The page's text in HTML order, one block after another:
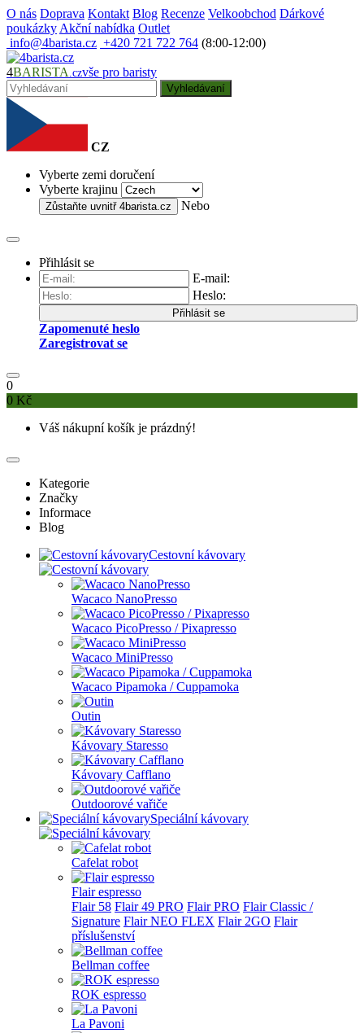
O nás Doprava Kontakt Blog Recenze Velkoobchod Dárkové
poukázky Akční nabídka Outlet
info@4barista.cz +420 721 722 764 (8:00-12:00)
4BARISTA .czvše pro baristy
Vyhledávaní
CZ
Vyberte zemi doručení
Vyberte krajinu
Zůstaňte uvnitř 4barista.cz Nebo
Přihlásit se
E-mail:
Heslo:
Přihlásit se
Zapomenuté heslo
Zaregistrovat se
0
0 Kč
Váš nákupní košík je prázdný!
Kategorie
Značky
Informace
Blog
Cestovní kávovary
Wacaco NanoPresso
Wacaco PicoPresso / Pixapresso
Wacaco MiniPresso
Wacaco Pipamoka / Cuppamoka
Outin
Kávovary Staresso
Kávovary Cafflano
Outdoorové vařiče
Speciální kávovary
Cafelat robot
Flair espresso
Flair 58 Flair 49 PRO Flair PRO Flair Classic /
Signature Flair NEO FLEX Flair 2GO Flair
příslušenství
Bellman coffee
ROK espresso
La Pavoni